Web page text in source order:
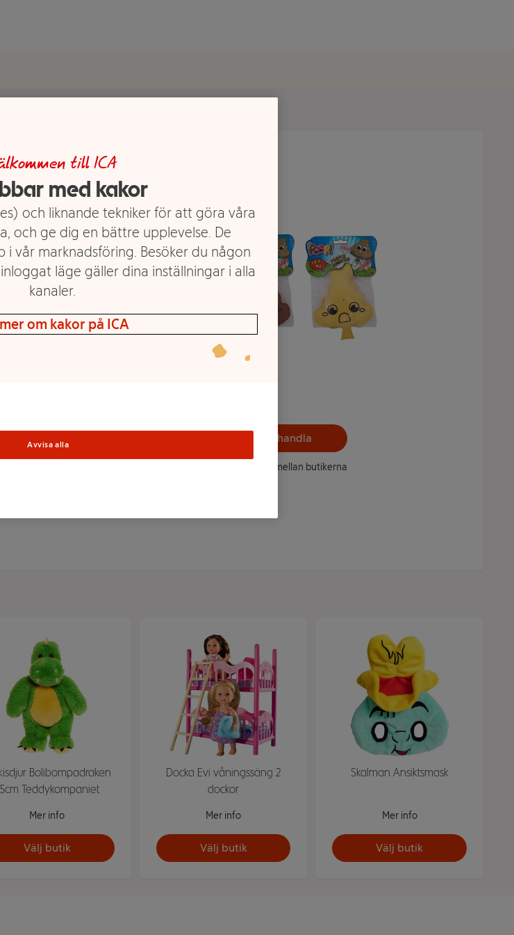
på
Välj butik och handla
Sortimentet kan variera mellan butikerna
Bolibompadraken
Teddykompaniet
Mer info
Välj butik
Docka Evi våningssäng 2
dockor
Mer info
Välj butik
Skalman Ansiktsmask
Mer info
Välj butik
till ICA
med kakor
och liknande tekniker för att göra våra
och ge dig en bättre upplevelse. De
i vår marknadsföring. Besöker du någon
läge gäller dina inställningar i alla
kanaler.
om kakor på ICA
Avvisa alla